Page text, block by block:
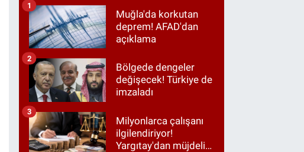
Muğla'da korkutan
deprem! AFAD'dan
açıklama
1
Bölgede dengeler
değişecek! Türkiye de
imzaladı
2
Milyonlarca çalışanı
ilgilendiriyor!
Yargıtay'dan müjdeli
3